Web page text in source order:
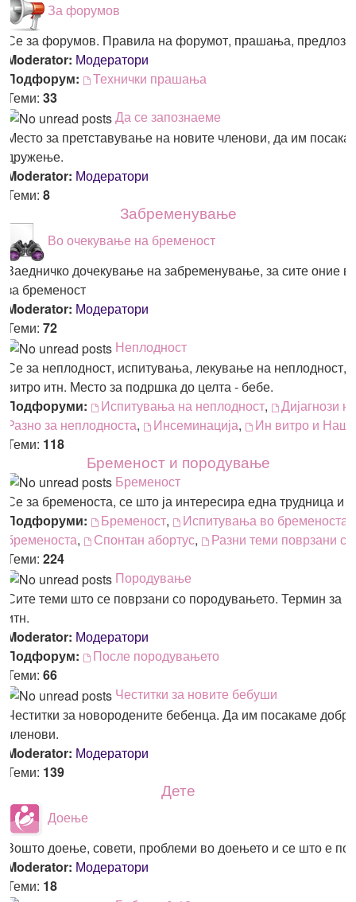
За форумов
Се за форумов. Правила на форумот, прашања,
Moderator: Модератори
Подфорум:
Технички прашања
Теми: 33
Да се запознаеме
Место за претставување на новите членови, да им
дружење.
Moderator: Модератори
Теми: 8
Забременување
Во очекување на бременост
Заедничко дочекување на забременување, за сите оние
за бременост
Moderator: Модератори
Теми: 72
Неплодност
Се за неплодност, испитувања, лекување на неплодност,
витро итн. Место за подршка до целта - бебе.
Подфоруми:
Испитувања на неплодност,
Дијагнози
Разно за неплодноста, Инсеминација,
Ин витро и
Теми: 118
Бременост и породување
Бременост
Се за бременоста, се што ја интересира една трудница и
Подфоруми:
Бременост, Испитувања во бременоста
бременоста, Спонтан абортус,
Разни теми поврзани
Теми: 224
Породување
Сите теми што се поврзани со породувањето. Термин за
итн.
Moderator: Модератори
Подфорум:
После породувањето
Теми: 66
Честитки за новите бебуши
Честитки за новородените бебенца. Да им посакаме
членови.
Moderator: Модератори
Теми: 139
Дете
Доење
Зошто доење, совети, проблеми во доењето и се што е
Moderator: Модератори
Теми: 18